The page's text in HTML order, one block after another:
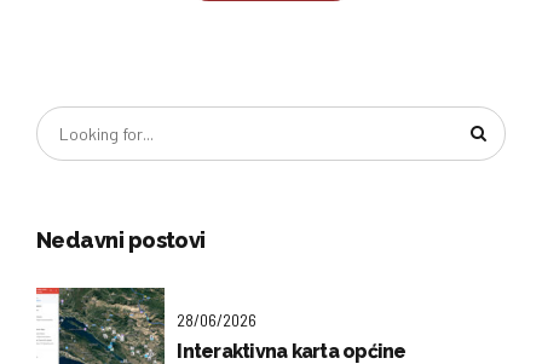
Nedavni postovi
28/06/2026
Interaktivna karta općine